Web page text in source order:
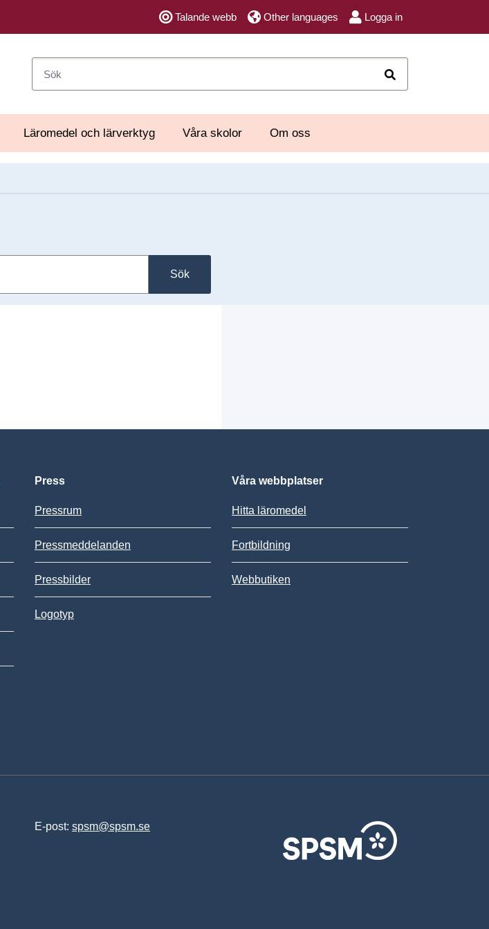
Talande webb Other languages Logga in
Läromedel och lärverktyg Våra skolor Om oss
Sök
Press
Pressrum
Pressmeddelanden
Pressbilder
Logotyp
Våra webbplatser
Hitta läromedel
Fortbildning
Webbutiken
E-post: spsm@spsm.se